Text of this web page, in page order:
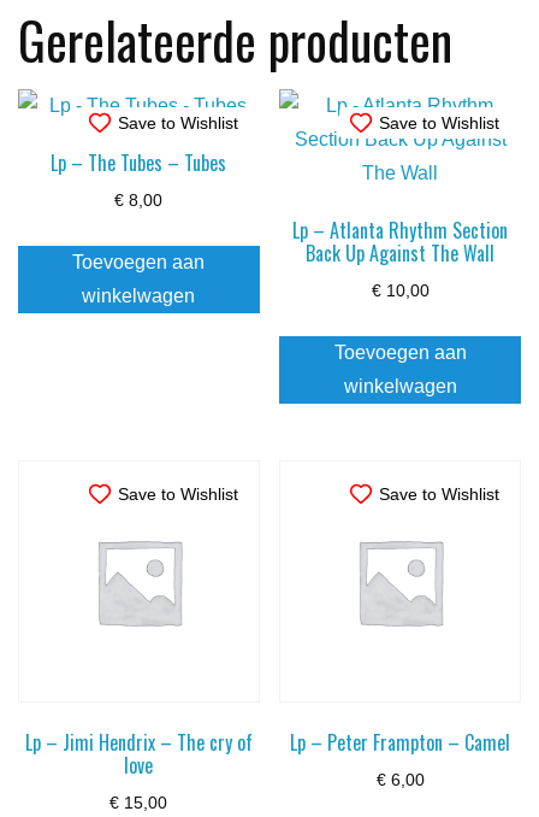
Gerelateerde producten
Save to Wishlist
Lp – The Tubes – Tubes
€ 8,00
Toevoegen aan
winkelwagen
Save to Wishlist
Lp – Atlanta Rhythm Section
Back Up Against The Wall
€10,00
Toevoegen aan
winkelwagen
Save to Wishlist
Lp – Jimi Hendrix – The cry of
love
€ 15,00
Save to Wishlist
Lp – Peter Frampton – Camel
€6,00